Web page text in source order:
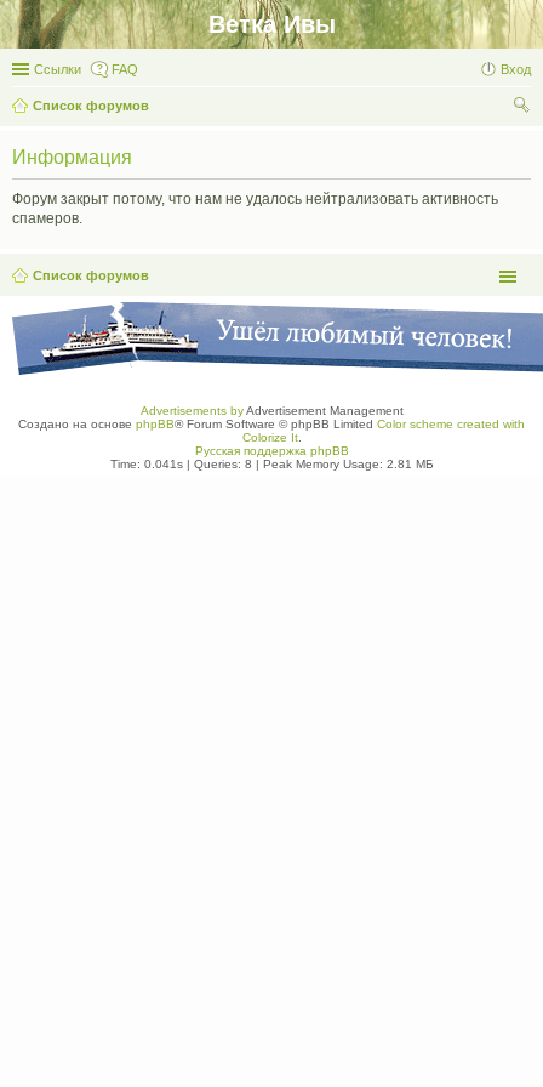
Ветка Ивы
Ссылки FAQ Вход
Список форумов
Информация
Форум закрыт потому, что нам не удалось нейтрализовать активность
спамеров.
Список форумов
Advertisements byAdvertisement Management
Создано на основе phpBB® Forum Software © phpBB Limited Color scheme created with
Colorize It.
Русская поддержка phpBB
Time: 0.041s| Queries: 8 | Peak Memory Usage: 2.81 МБ